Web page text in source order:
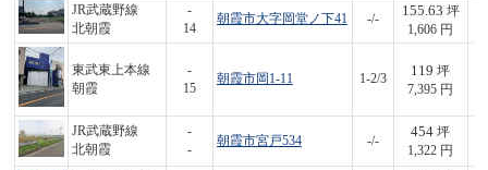
JR武蔵野線
北朝霞
-
14
朝霞市大字岡堂ノ下41 -/-
155.63 坪
1,606 円
東武東上本線
朝霞
-
15
朝霞市岡1-11 1-2/3
119 坪
7,395 円
JR武蔵野線
北朝霞
-
-
朝霞市宮戸534 -/-
454 坪
1,322 円